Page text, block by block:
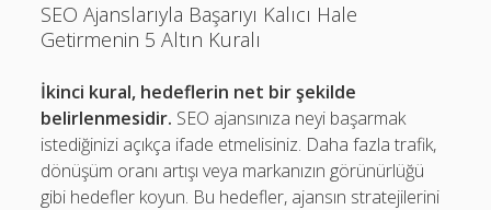
SEO Ajanslarıyla Başarıyı Kalıcı Hale
Getirmenin 5 Altın Kuralı
İkinci kural, hedeflerin net bir şekilde
belirlenmesidir. SEO ajansınıza neyi başarmak
istediğinizi açıkça ifade etmelisiniz. Daha fazla trafik,
dönüşüm oranı artışı veya markanızın görünürlüğü
gibi hedefler koyun. Bu hedefler, ajansın stratejilerini